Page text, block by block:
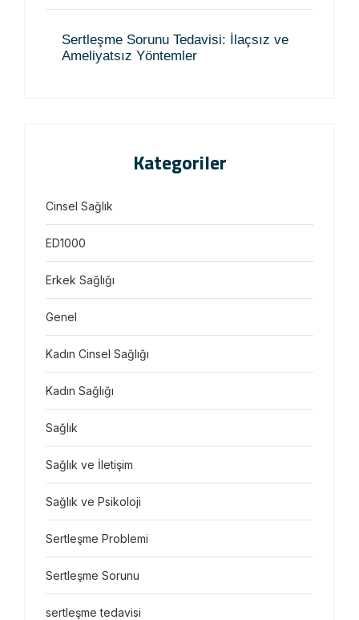
Sertleşme Sorunu Tedavisi: İlaçsız ve
Ameliyatsız Yöntemler
Kategoriler
Cinsel Sağlık
ED1000
Erkek Sağlığı
Genel
Kadın Cinsel Sağlığı
Kadın Sağlığı
Sağlık
Sağlık ve İletişim
Sağlık ve Psikoloji
Sertleşme Problemi
Sertleşme Sorunu
sertleşme tedavisi